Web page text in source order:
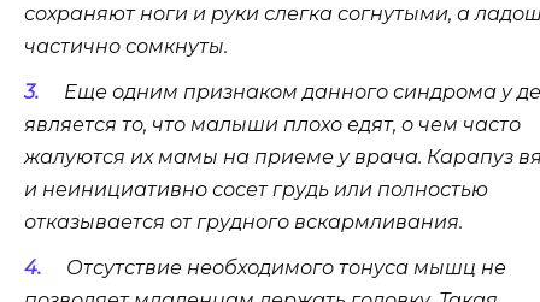
сохраняют ноги и руки слегка согнутыми, а
частично сомкнуты.
Еще одним признаком данного синдрома у
является то, что малыши плохо едят, о чем часто
жалуются их мамы на приеме у врача. Карапуз
и неинициативно сосет грудь или полностью
отказывается от грудного вскармливания.
Отсутствие необходимого тонуса мышц не